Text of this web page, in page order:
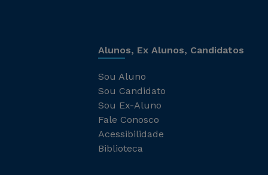
Alunos, Ex Alunos, Candidatos
Sou Aluno
Sou Candidato
Sou Ex-Aluno
Fale Conosco
Acessibilidade
Biblioteca